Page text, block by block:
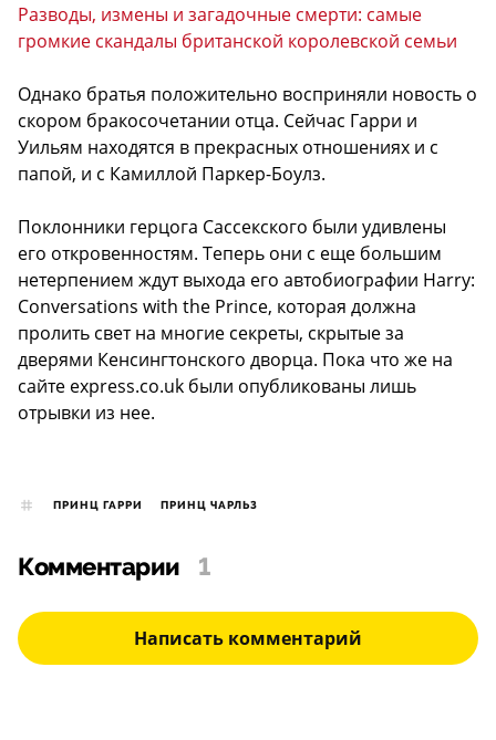
Разводы, измены и загадочные смерти: самые
громкие скандалы британской королевской семьи
Однако братья положительно восприняли новость о
скором бракосочетании отца. Сейчас Гарри и
Уильям находятся в прекрасных отношениях и с
папой, и с Камиллой Паркер-Боулз.
Поклонники герцога Сассекского были удивлены
его откровенностям. Теперь они с еще большим
нетерпением ждут выхода его автобиографии Harry:
Conversations with the Prince, которая должна
пролить свет на многие секреты, скрытые за
дверями Кенсингтонского дворца. Пока что же на
сайте express.co.uk были опубликованы лишь
отрывки из нее.
ПРИНЦ ГАРРИ ПРИНЦ ЧАРЛЬЗ
Комментарии 1
Написать комментарий